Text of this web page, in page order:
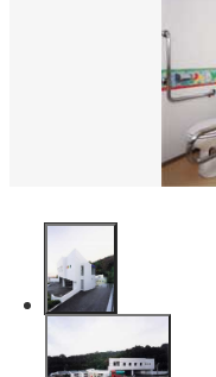
松吉建設株式会
つむぎの家
松吉建設株式会社